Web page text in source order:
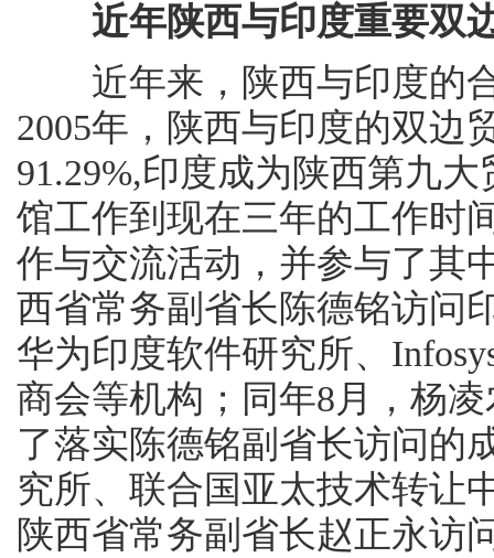
近年陕西与印度重要双
近年来，陕西与印度的合
2005年，陕西与印度的双边
91.29%,印度成为陕西第九
馆工作到现在三年的工作时
作与交流活动，并参与了其
西省常务副省长陈德铭访问
华为印度软件研究所、
商会等机构；同年8月，杨
了落实陈德铭副省长访问的
究所、联合国亚太技术转让
陕西省常务副省长赵正永访